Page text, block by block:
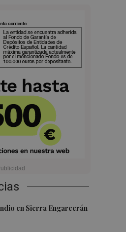
en Sierra Engarcerán